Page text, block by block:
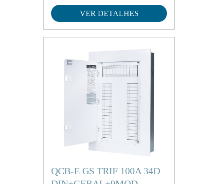
VER DETALHES
QCB-E GS TRIF 100A 34D